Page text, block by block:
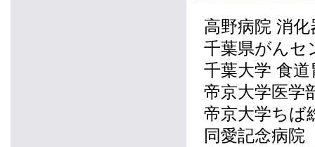
高野病院 消化
千葉県がんセ
千葉大学 食道
帝京大学医学
帝京大学ちば
同愛記念病